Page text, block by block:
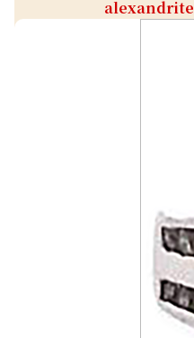
alexandrite